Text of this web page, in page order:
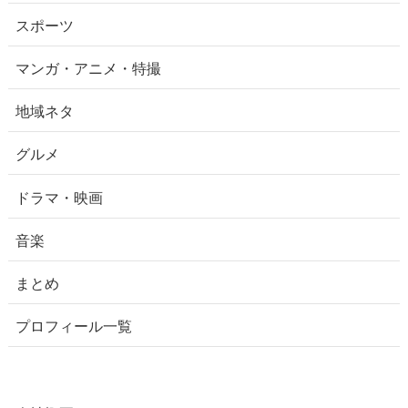
スポーツ
マンガ・アニメ・特撮
地域ネタ
グルメ
ドラマ・映画
音楽
まとめ
プロフィール一覧